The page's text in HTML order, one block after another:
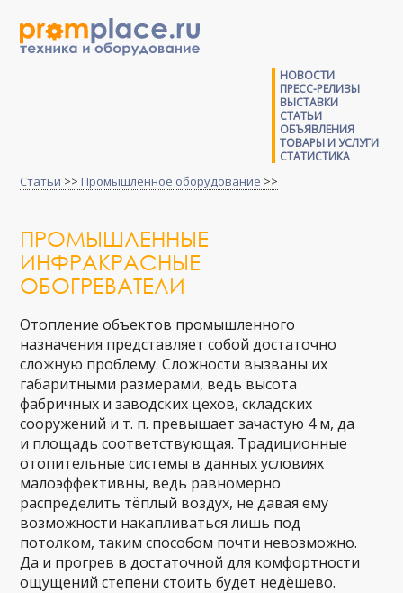
НОВОСТИ
ПРЕСС-РЕЛИЗЫ
ВЫСТАВКИ
СТАТЬИ
ОБЪЯВЛЕНИЯ
ТОВАРЫ И УСЛУГИ
СТАТИСТИКА
Статьи >> Промышленное оборудование >>
ПРОМЫШЛЕННЫЕ
ИНФРАКРАСНЫЕ
ОБОГРЕВАТЕЛИ
Отопление объектов промышленного
назначения представляет собой достаточно
сложную проблему. Сложности вызваны их
габаритными размерами, ведь высота
фабричных и заводских цехов, складских
сооружений и т. п. превышает зачастую 4 м, да
и площадь соответствующая. Традиционные
отопительные системы в данных условиях
малоэффективны, ведь равномерно
распределить тёплый воздух, не давая ему
возможности накапливаться лишь под
потолком, таким способом почти невозможно.
Да и прогрев в достаточной для комфортности
ощущений степени стоить будет недёшево.